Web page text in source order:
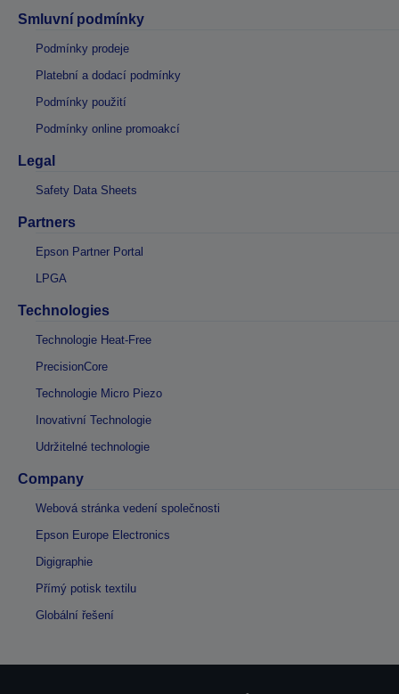
Smluvní podmínky
Podmínky prodeje
Platební a dodací podmínky
Podmínky použití
Podmínky online promoakcí
Legal
Safety Data Sheets
Partners
Epson Partner Portal
LPGA
Technologies
Technologie Heat-Free
PrecisionCore
Technologie Micro Piezo
Inovativní Technologie
Udržitelné technologie
Company
Webová stránka vedení společnosti
Epson Europe Electronics
Digigraphie
Přímý potisk textilu
Globální řešení